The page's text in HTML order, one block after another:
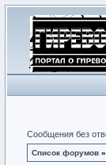
Сообщения без
Список форумов »